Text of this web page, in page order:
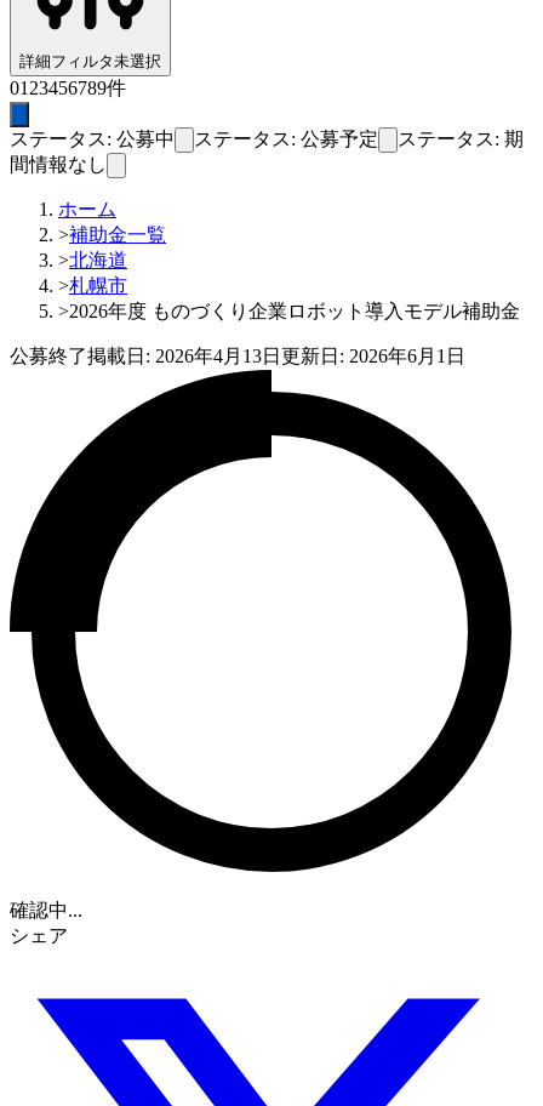
詳細フィルタ未選択
01 23456789件
ステータス: 公募中 ステータス: 公募予定
ステータス: 期
間情報なし
ホーム
>補助金一覧
>北海道
>札幌市
>2026年度 ものづくり企業ロボット導入モデル補助金
公募終了掲載日: 2026年4月13日 更新日: 2026年6月1日
確認中...
シェア